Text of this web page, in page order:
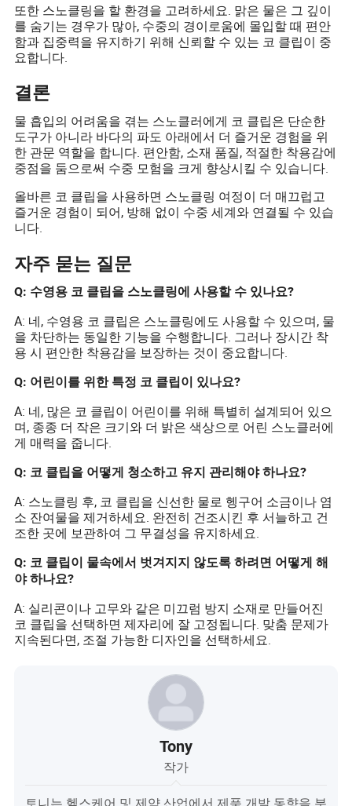
또한 스노클링을 할 환경을 고려하세요. 맑은 물은 그 깊이
를 숨기는 경우가 많아, 수중의 경이로움에 몰입할 때 편안
함과 집중력을 유지하기 위해 신뢰할 수 있는 코 클립이 중
요합니다.
결론
물 흡입의 어려움을 겪는 스노클러에게 코 클립은 단순한
도구가 아니라 바다의 파도 아래에서 더 즐거운 경험을 위
한 관문 역할을 합니다. 편안함, 소재 품질, 적절한 착용감에
중점을 둠으로써 수중 모험을 크게 향상시킬 수 있습니다.
올바른 코 클립을 사용하면 스노클링 여정이 더 매끄럽고
즐거운 경험이 되어, 방해 없이 수중 세계와 연결될 수 있습
니다.
자주 묻는 질문
Q: 수영용 코 클립을 스노클링에 사용할 수 있나요?
A: 네, 수영용 코 클립은 스노클링에도 사용할 수 있으며, 물
을 차단하는 동일한 기능을 수행합니다. 그러나 장시간 착
용 시 편안한 착용감을 보장하는 것이 중요합니다.
Q: 어린이를 위한 특정 코 클립이 있나요?
A: 네, 많은 코 클립이 어린이를 위해 특별히 설계되어 있으
며, 종종 더 작은 크기와 더 밝은 색상으로 어린 스노클러에
게 매력을 줍니다.
Q: 코 클립을 어떻게 청소하고 유지 관리해야 하나요?
A: 스노클링 후, 코 클립을 신선한 물로 헹구어 소금이나 염
소 잔여물을 제거하세요. 완전히 건조시킨 후 서늘하고 건
조한 곳에 보관하여 그 무결성을 유지하세요.
Q: 코 클립이 물속에서 벗겨지지 않도록 하려면 어떻게 해
야 하나요?
A: 실리콘이나 고무와 같은 미끄럼 방지 소재로 만들어진
코 클립을 선택하면 제자리에 잘 고정됩니다. 맞춤 문제가
지속된다면, 조절 가능한 디자인을 선택하세요.
Tony
작가